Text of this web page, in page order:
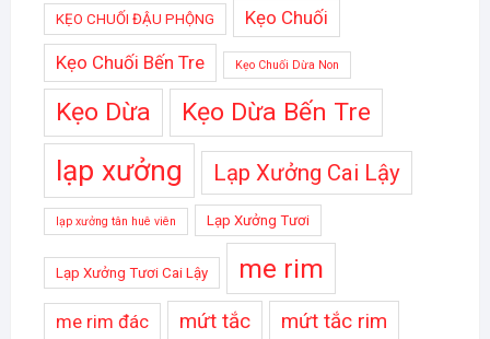
KẸO CHUỐI ĐẬU PHỘNG Kẹo Chuối
Kẹo Chuối Bến Tre Kẹo Chuối Dừa Non
Kẹo Dừa Kẹo Dừa Bến Tre
lạp xưởng Lạp Xưởng Cai Lậy
lạp xưởng tân huê viên Lạp Xưởng Tươi
Lạp Xưởng Tươi Cai Lậy me rim
me rim đác mứt tắc mứt tắc rim